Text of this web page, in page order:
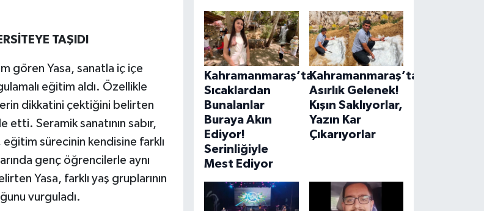
TAŞIDI
gören Yasa, sanatla iç içe
eğitim aldı. Özellikle
dikkatini çektiğini belirten
Seramik sanatının sabır,
sürecinin kendisine farklı
genç öğrencilerle aynı
Yasa, farklı yaş gruplarının
vurguladı.
Kahramanmaraş’ta
Sıcaklardan
Bunalanlar
Buraya Akın
Ediyor!
Serinliğiyle
Mest Ediyor
Kahramanmaraş’ta
Asırlık Gelenek!
Kışın Saklıyorlar,
Yazın Kar
Çıkarıyorlar